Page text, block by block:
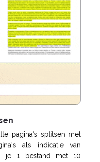
pagina's splitsen met
als indicatie van
je 1 bestand met 10